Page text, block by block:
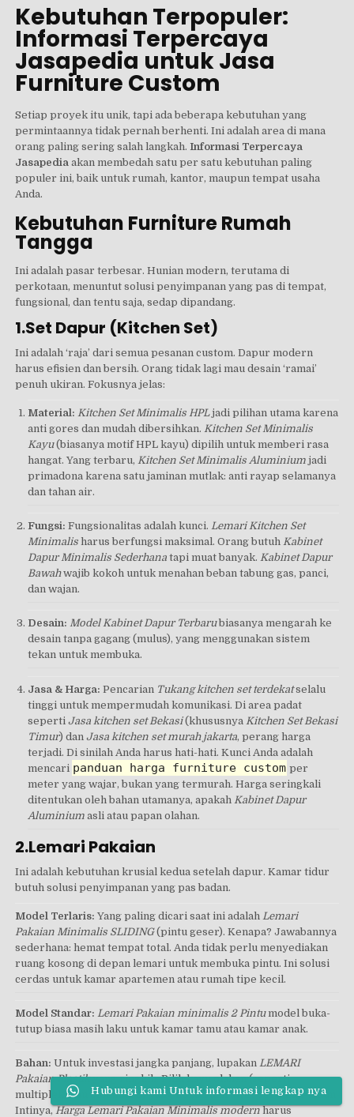
Kebutuhan Terpopuler:
Informasi Terpercaya
Jasapedia untuk Jasa
Furniture Custom
Setiap proyek itu unik, tapi ada beberapa kebutuhan yang
permintaannya tidak pernah berhenti. Ini adalah area di mana
orang paling sering salah langkah.Informasi Terpercaya
Jasapedia akan membedah satu per satu kebutuhan paling
populer ini, baik untuk rumah, kantor, maupun tempat usaha
Anda.
Kebutuhan Furniture Rumah
Tangga
Ini adalah pasar terbesar. Hunian modern, terutama di
perkotaan, menuntut solusi penyimpanan yang pas di tempat,
fungsional, dan tentu saja, sedap dipandang.
1.Set Dapur (Kitchen Set)
Ini adalah ‘raja’ dari semua pesanan custom. Dapur modern
harus efisien dan bersih. Orang tidak lagi mau desain ‘ramai’
penuh ukiran. Fokusnya jelas:
Material: Kitchen Set Minimalis HPLjadi pilihan utama karena
anti gores dan mudah dibersihkan. Kitchen Set Minimalis
Kayu(biasanya motif HPL kayu) dipilih untuk memberi rasa
hangat. Yang terbaru, Kitchen Set Minimalis Aluminiumjadi
primadona karena satu jaminan mutlak: anti rayap selamanya
dan tahan air.
Fungsi: Fungsionalitas adalah kunci. Lemari Kitchen Set
Minimalisharus berfungsi maksimal. Orang butuh Kabinet
Dapur Minimalis Sederhanatapi muat banyak. Kabinet Dapur
Bawahwajib kokoh untuk menahan beban tabung gas, panci,
dan wajan.
Desain: Model Kabinet Dapur Terbarubiasanya mengarah ke
desain tanpa gagang (mulus), yang menggunakan sistem
tekan untuk membuka.
Jasa & Harga: Pencarian Tukang kitchen set terdekatselalu
tinggi untuk mempermudah komunikasi. Di area padat
seperti Jasa kitchen set Bekasi(khususnya Kitchen Set Bekasi
Timur) dan Jasa kitchen set murah jakarta, perang harga
terjadi. Di sinilah Anda harus hati-hati. Kunci Anda adalah
mencari panduan harga furniture custom per
meter yang wajar, bukan yang termurah. Harga seringkali
ditentukan oleh bahan utamanya, apakah Kabinet Dapur
Aluminiumasli atau papan olahan.
2.Lemari Pakaian
Ini adalah kebutuhan krusial kedua setelah dapur. Kamar tidur
butuh solusi penyimpanan yang pas badan.
Model Terlaris: Yang paling dicari saat ini adalah Lemari
Pakaian Minimalis SLIDING(pintu geser). Kenapa? Jawabannya
sederhana: hemat tempat total. Anda tidak perlu menyediakan
ruang kosong di depan lemari untuk membuka pintu. Ini solusi
cerdas untuk kamar apartemen atau rumah tipe kecil.
Model Standar: Lemari Pakaian minimalis 2 Pintumodel buka-
tutup biasa masih laku untuk kamar tamu atau kamar anak.
Bahan: Untuk investasi jangka panjang, lupakan LEMARI
Pakaian Plastikyang ringkih. Pilih kayu olahan (seperti
multiplek atau blokboard) yang kokoh dan awet bertahun-tahun.
Intinya,Harga Lemari Pakaian Minimalis modernharus
Hubungi kami Untuk informasi lengkap nya